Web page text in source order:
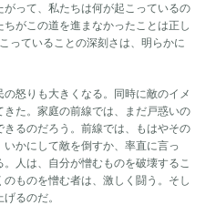
って、私たちは何が起こっているの
がこの道を進まなかったことは正し
っていることの深刻さは、明らかに
怒りも大きくなる。同時に敵のイメ
た。家庭の前線では、まだ戸惑いの
るのだろう。前線では、もはやその
かにして敵を倒すか、率直に言っ
人は、自分が憎むものを破壊するこ
ものを憎む者は、激しく闘う。そし
るのだ。